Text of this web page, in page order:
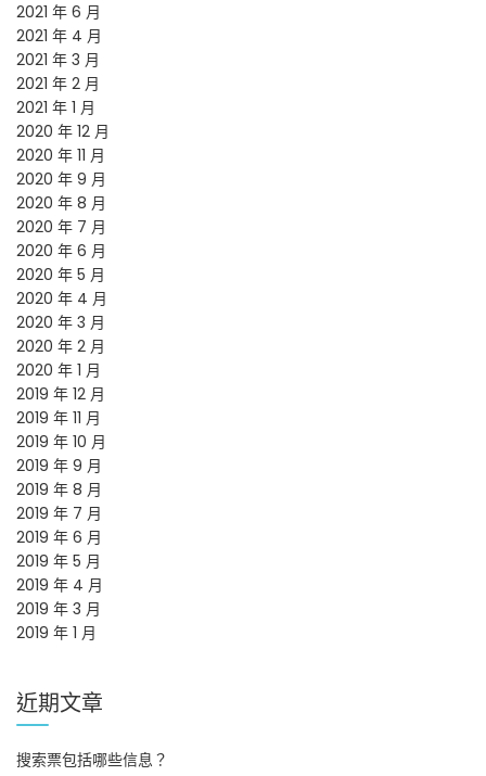
2021 年 6 月
2021 年 4 月
2021 年 3 月
2021 年 2 月
2021 年 1 月
2020 年 12 月
2020 年 11 月
2020 年 9 月
2020 年 8 月
2020 年 7 月
2020 年 6 月
2020 年 5 月
2020 年 4 月
2020 年 3 月
2020 年 2 月
2020 年 1 月
2019 年 12 月
2019 年 11 月
2019 年 10 月
2019 年 9 月
2019 年 8 月
2019 年 7 月
2019 年 6 月
2019 年 5 月
2019 年 4 月
2019 年 3 月
2019 年 1 月
近期文章
搜索票包括哪些信息？